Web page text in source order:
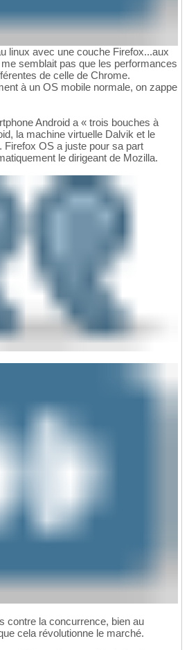
linux avec une couche Firefox...aux
semblait pas que les performances
de celle de Chrome.
à un OS mobile normale, on zappe
Android a « trois bouches à
la machine virtuelle Dalvik et le
Firefox OS a juste pour sa part
le dirigeant de Mozilla.
contre la concurrence, bien au
cela révolutionne le marché.